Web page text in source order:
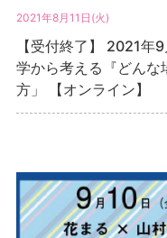
2021年8月11日(火)
【受付終了】 2021年
学から考える『どんな
方」 【オンライン】